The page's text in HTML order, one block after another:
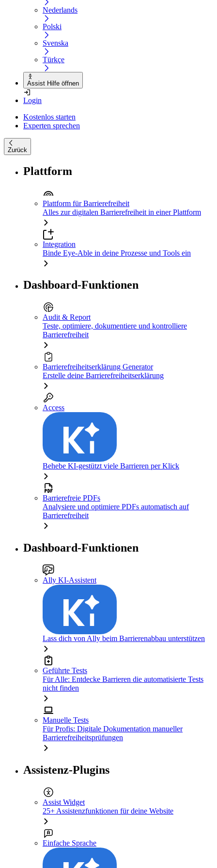
Nederlands
Polski
Svenska
Türkçe
Assist Hilfe öffnen
Login
Kostenlos starten
Experten sprechen
Zurück
Plattform
Plattform für Barrierefreiheit
Alles zur digitalen Barrierefreiheit in einer Plattform
Integration
Binde Eye-Able in deine Prozesse und Tools ein
Dashboard-Funktionen
Audit & Report
Teste, optimiere, dokumentiere und kontrolliere
Barrierefreiheit
Barrierefreiheitserklärung Generator
Erstelle deine Barrierefreiheitserklärung
Access
Behebe KI-gestützt viele Barrieren per Klick
Barrierefreie PDFs
Analysiere und optimiere PDFs automatisch auf
Barrierefreiheit
Dashboard-Funktionen
Ally KI-Assistent
Lass dich von Ally beim Barrierenabbau unterstützen
Geführte Tests
Für Alle: Entdecke Barrieren die automatisierte Tests
nicht finden
Manuelle Tests
Für Profis: Digitale Dokumentation manueller
Barrierefreiheitsprüfungen
Assistenz-Plugins
Assist Widget
25+ Assistenzfunktionen für deine Website
Einfache Sprache